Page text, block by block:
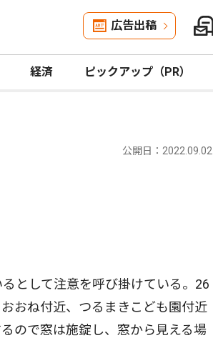
広告出稿
経済 ピックアップ（PR）
公開日：2022.09.02
として注意を呼び掛けている。26
おね付近、つるまきこども園付近
ので窓は施錠し、窓から見える場